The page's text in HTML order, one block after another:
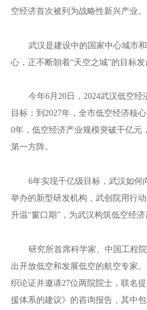
空经济首次被列为战略性新兴产业。
武汉是建设中的国家中心城市
心，正不断朝着“天空之城”的目标发
今年6月20日，2024武汉低空
目标：到2027年，全市低空经济核
0年，低空经济产业规模突破千亿元
第一方阵。
6年实现千亿级目标，武汉如何
举办的新型研发机构，武创院用行
升温“窗口期”，为武汉构筑低空经济
研究所首席科学家、中国工程
出开放低空和发展低空的航空专家
织论证并邀请27位两院院士，联名
援体系的建议》的咨询报告，其中